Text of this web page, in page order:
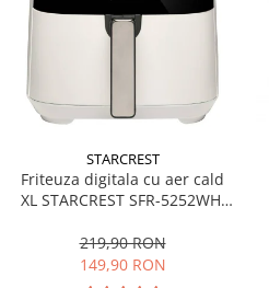
STARCREST
Friteuza digitala cu aer cald
XL STARCREST SFR-5252WH,
200 °C, 8 programe
predefinite, Alb
219,90 RON
149,90 RON